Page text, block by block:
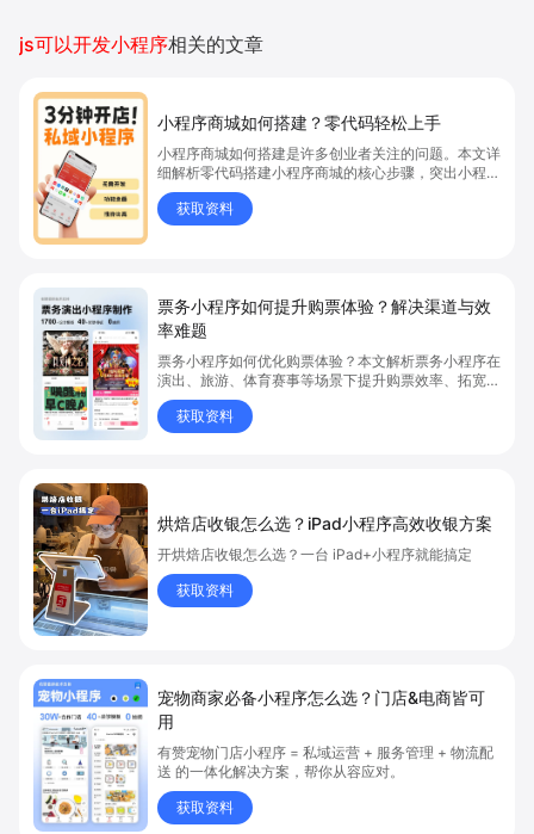
js可以开发小程序相关的文章
小程序商城如何搭建？零代码轻松上手
小程序商城如何搭建是许多创业者关注的问题。本文详
细解析零代码搭建小程序商城的核心步骤，突出小程序
商城、商城搭建与零代码开店优势，帮助你轻松实现商
品上架、全渠道销售及高效会员运营，快速开启线上卖
货新模式。点击获取详细操作指南！
获取资料
票务小程序如何提升购票体验？解决渠道与效
率难题
票务小程序如何优化购票体验？本文解析票务小程序在
演出、旅游、体育赛事等场景下提升购票效率、拓宽销
售渠道、实现会员精准营销的具体方式。关键词包括
“票务小程序”、“购票体验”、“购票效率”。
获取资料
烘焙店收银怎么选？iPad小程序高效收银方案
开烘焙店收银怎么选？一台 iPad+小程序就能搞定
获取资料
宠物商家必备小程序怎么选？门店&电商皆可
用
有赞宠物门店小程序 = 私域运营 + 服务管理 + 物流配
送 的一体化解决方案，帮你从容应对。
获取资料